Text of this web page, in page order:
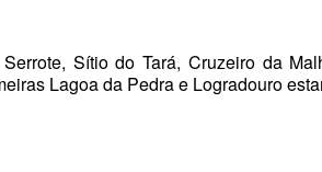
Serrote, Sítio do Tará, Cruzeiro da
Lagoa da Pedra e Logradouro